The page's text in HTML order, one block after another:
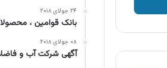
۲۴ جولای ۲۰۱۸
بانک قوامین ،
۰۸ جولای ۲۰۱۸
آگهی شرکت آب و